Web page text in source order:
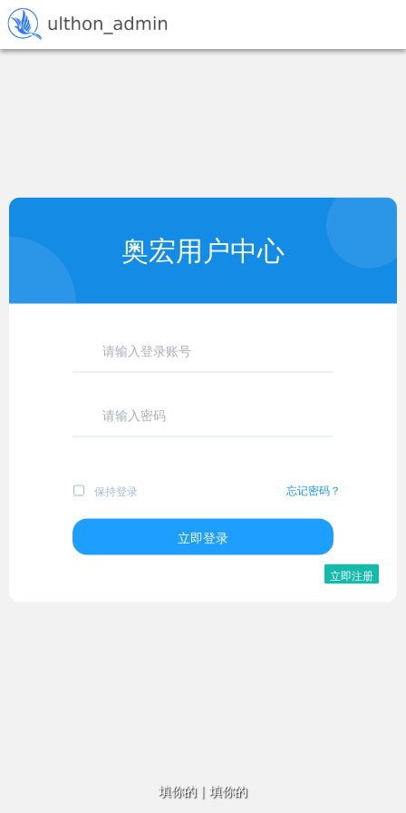
奥宏用户中心
保持登录 忘记密码？
立即登录
立即注册
填你的 | 填你的